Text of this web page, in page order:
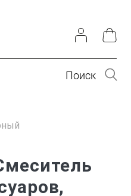
Поиск